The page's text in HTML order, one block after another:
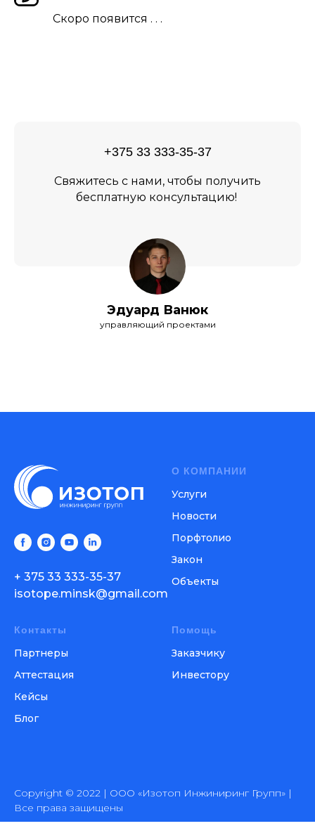
Скоро появится . . .
+375 33 333-35-37
Свяжитесь с нами, чтобы получить
бесплатную консультацию!
Эдуард Ванюк
управляющий проектами
+ 375 33 333-35-37
isotope.minsk@gmail.com
О КОМПАНИИ
Услуги
Новости
Порфтолио
Закон
Объекты
Контакты
Партнеры
Аттестация
Кейсы
Блог
Помощь
Заказчику
Инвестору
Copyright © 2022 | ООО «Изотоп Инжиниринг Групп» |
Все права защищены